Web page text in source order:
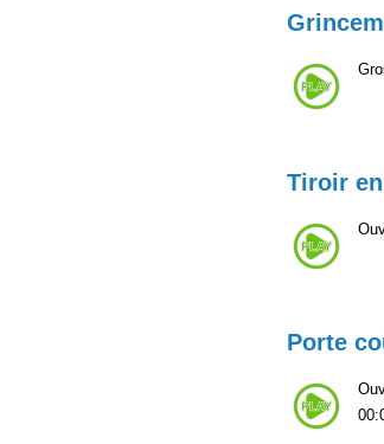
Tiroir
Porte